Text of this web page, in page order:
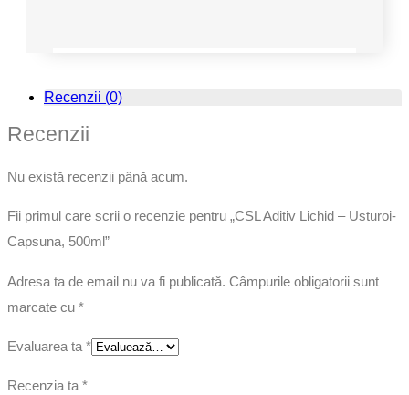
Recenzii (0)
Recenzii
Nu există recenzii până acum.
Fii primul care scrii o recenzie pentru „CSL Aditiv Lichid – Usturoi-
Capsuna, 500ml”
Adresa ta de email nu va fi publicată. Câmpurile obligatorii sunt
marcate cu *
Evaluarea ta *
Recenzia ta *